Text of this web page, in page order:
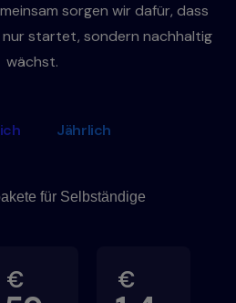
sorgen wir dafür, dass
startet, sondern nachhaltig
wächst.
Jährlich
für Selbständige
€ €